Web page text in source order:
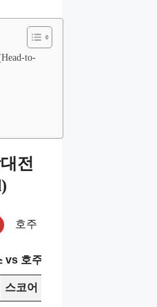
to-
전
호주
vs 호주 상대전적
스코어